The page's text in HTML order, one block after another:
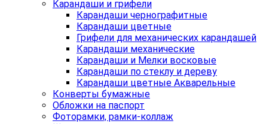
Карандаши и грифели
Карандаши чернографитные
Карандаши цветные
Грифели для механических карандашей
Карандаши механические
Карандаши и Мелки восковые
Карандаши по стеклу и дереву
Карандаши цветные Акварельные
Конверты бумажные
Обложки на паспорт
Фоторамки, рамки-коллаж